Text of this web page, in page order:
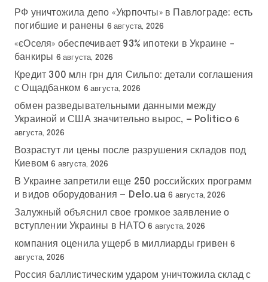
РФ уничтожила депо «Укрпочты» в Павлограде: есть
погибшие и ранены 6 августа, 2026
«єОселя» обеспечивает 93% ипотеки в Украине –
банкиры 6 августа, 2026
Кредит 300 млн грн для Сильпо: детали соглашения
с Ощадбанком 6 августа, 2026
обмен разведывательными данными между
Украиной и США значительно вырос, — Politico 6
августа, 2026
Возрастут ли цены после разрушения складов под
Киевом 6 августа, 2026
В Украине запретили еще 250 российских программ
и видов оборудования — Delo.ua 6 августа, 2026
Залужный объяснил свое громкое заявление о
вступлении Украины в НАТО 6 августа, 2026
компания оценила ущерб в миллиарды гривен 6
августа, 2026
Россия баллистическим ударом уничтожила склад с